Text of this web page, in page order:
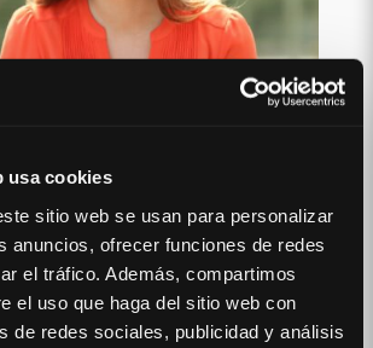
usa cookies
sitio web se usan para personalizar
anuncios, ofrecer funciones de redes
el tráfico. Además, compartimos
el uso que haga del sitio web con
de redes sociales, publicidad y análisis